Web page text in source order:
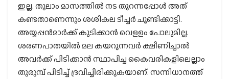
ഇല്ല. തുലാം മാസത്തില്‍ നട തുറന്നപ്പോള്‍ അത്
കണ്ടതാണെന്നും ശശികല ടീച്ചര്‍ ചൂണ്ടിക്കാട്ടി.
അയ്യപ്പന്‍മാര്‍ക്ക് കുടിക്കാന്‍ വെളളം പോലുമില്ല.
ശരണപാതയില്‍ മല കയറുന്നവര്‍ ക്ഷീണിച്ചാല്‍
അവര്‍ക്ക് പിടിക്കാന്‍ സ്ഥാപിച്ച കൈവരികളിലെല്ലാം
തുരുമ്പ് പിടിച്ച് ദ്രവിച്ചിരിക്കുകയാണ്. സന്നിധാനത്ത്